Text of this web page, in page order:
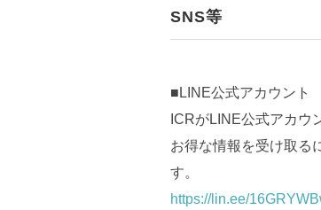
SNS等
■LINE公式アカウント
ICRがLINE公式アカウ
お得な情報を受け取る
す。
https://lin.ee/